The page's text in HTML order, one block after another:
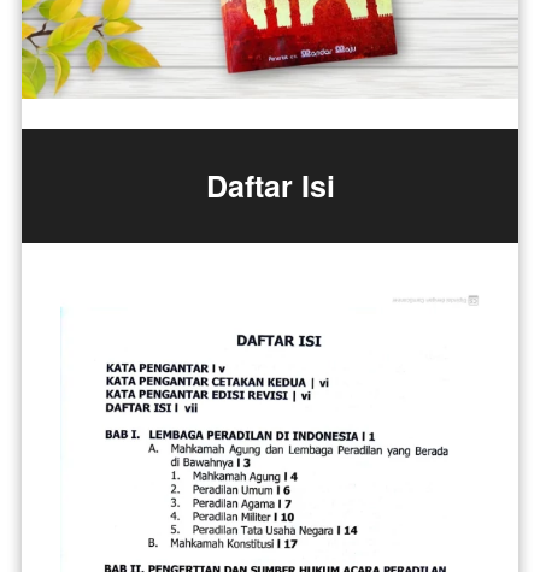
Daftar Isi